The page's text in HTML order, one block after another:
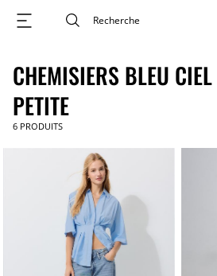
CHEMISIERS BLEU
PETITE
6 PRODUITS